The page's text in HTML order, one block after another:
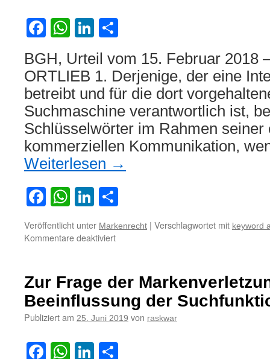
Facebook
WhatsApp
LinkedIn
BGH, Urteil vom 15. Februar 2018
ORTLIEB 1. Derjenige, der eine
betreibt und für die dort
Suchmaschine verantwortlich ist,
Schlüsselwörter im Rahmen seiner
kommerziellen Kommunikation,
Weiterlesen →
Facebook
WhatsApp
LinkedIn
Veröffentlicht unter Markenrecht | Verschlagwortet mit keyword
Kommentare deaktiviertfür
der
Verwendung
von
Marken
und
innerhalb
Zur Frage der
Beeinflussung der
Publiziert am 25. Juni 2019 von raskwar
Facebook
WhatsApp
LinkedIn